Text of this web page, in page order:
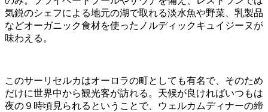
気鋭のシェフによる地元の湖で取れる淡水魚や野菜、乳製品
などオーガニック食材を使ったノルディックキュイジーヌが
味わえる。
このサーリセルカはオーロラの町としても有名で、そのため
だけに世界中から観光客が訪れる。天候が良ければいつもは
夜の９時頃見られるということで、ウェルカムディナーの締